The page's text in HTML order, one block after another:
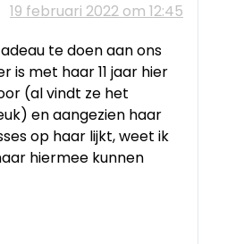
19 februari 2022 om 12:45
te doen aan ons
is met haar 11 jaar hier
(al vindt ze het
en aangezien haar
op haar lijkt, weet ik
hiermee kunnen